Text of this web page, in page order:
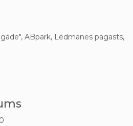
ABpark, Lēdmanes pagasts,